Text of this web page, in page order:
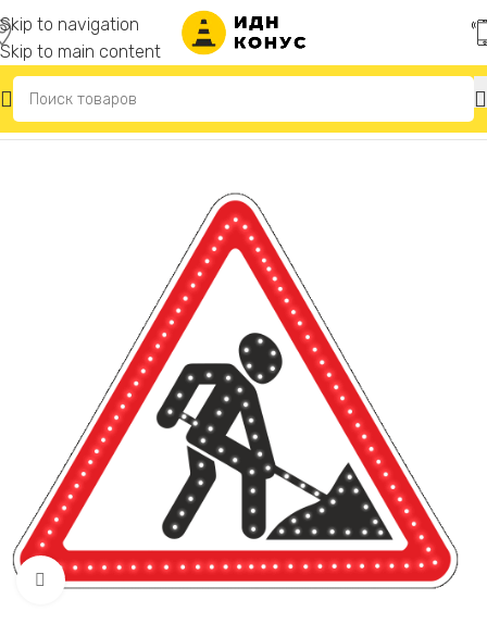
Skip to navigation
Skip to main content
Главная Светодиодные дорожные знаки
Нажмите, чтобы увеличить